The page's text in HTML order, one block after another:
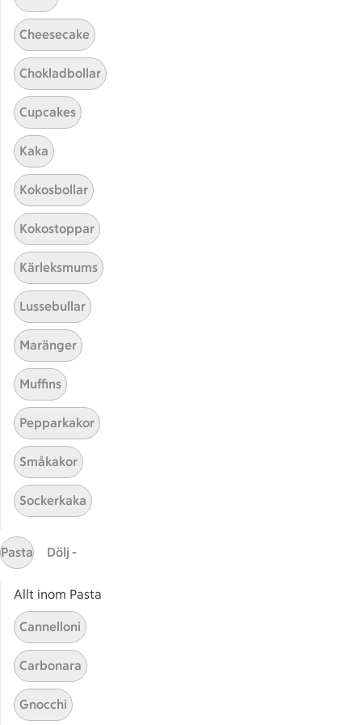
Testa att söka på något nytt, eller ta bort något av
Piroger
Här hittar du alla goda recept du har sparat och
Sidfot
Start
Få snabbt svar
FAQ
Cheesecake
Chokladbollar
Cupcakes
Kaka
Kokosbollar
Kokostoppar
Kärleksmums
Lussebullar
Maränger
Muffins
Pepparkakor
Småkakor
Sockerkaka
Pasta Dölj -
Allt inom Pasta
Cannelloni
Carbonara
Gnocchi